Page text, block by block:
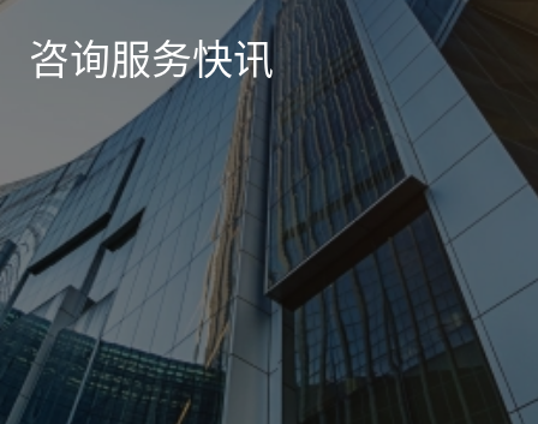
咨询服务快讯